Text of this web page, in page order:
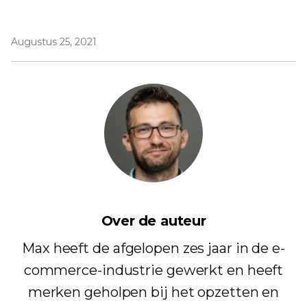
Augustus 25, 2021
Over de auteur
Max heeft de afgelopen zes jaar in de e-
commerce-industrie gewerkt en heeft
merken geholpen bij het opzetten en